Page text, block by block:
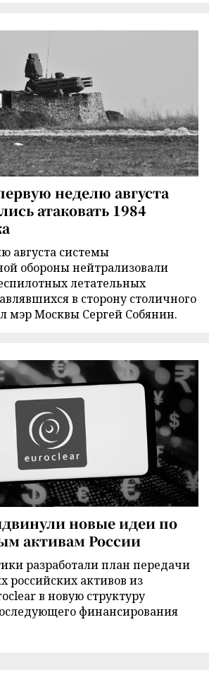
неделю августа
атаковать 1984
августа системы
обороны нейтрализовали
летательных
в сторону столичного
мэр Москвы Сергей Собянин.
новые идеи по
активам России
разработали план передачи
российских активов из
в новую структуру
финансирования